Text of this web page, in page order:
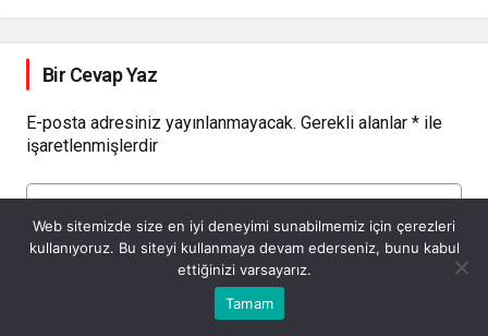
Bir Cevap Yaz
E-posta adresiniz yayınlanmayacak. Gerekli alanlar * ile
işaretlenmişlerdir
Yorumunuz*
Bu web sitesinde en iyi deneyimi yaşamanızı sağlamak için
Eczaneler
Web sitemizde size en iyi deneyimi sunabilmemiz için çerezleri
kullanıyoruz. Bu siteyi kullanmaya devam ederseniz, bunu kabul
ettiğinizi varsayarız.
Tamam